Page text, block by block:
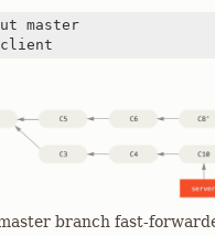
master
client
branch fast-